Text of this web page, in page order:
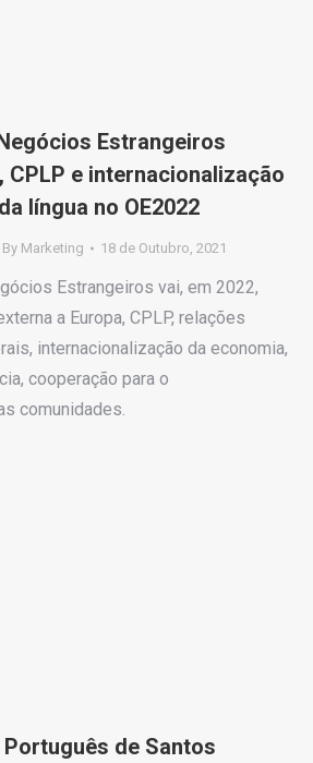
Estrangeiros
CPLP e internacionalização
língua no OE2022
By Marketing 18 de Outubro, 2021
Estrangeiros vai, em 2022,
a Europa, CPLP, relações
internacionalização da economia,
cooperação para o
comunidades.
de Santos